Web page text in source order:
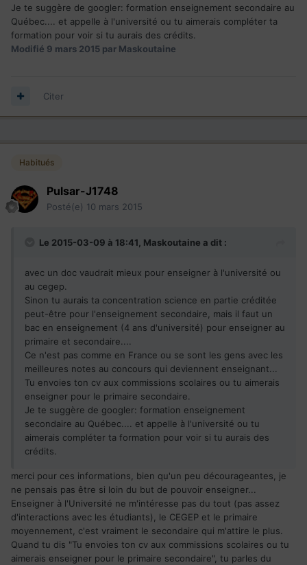
Je te suggère de googler: formation enseignement secondaire au
Québec.... et appelle à l'université ou tu aimerais compléter ta
formation pour voir si tu aurais des crédits.
Modifié 9 mars 2015 par Maskoutaine
Citer
Habitués
Pulsar-J1748
Posté(e) 10 mars 2015
Le 2015-03-09 à 18:41, Maskoutaine a dit :
avec un doc vaudrait mieux pour enseigner à l'université ou
au cegep.
Sinon tu aurais ta concentration science en partie créditée
peut-être pour l'enseignement secondaire, mais il faut un
bac en enseignement (4 ans d'université) pour enseigner au
primaire et secondaire....
Ce n'est pas comme en France ou se sont les gens avec les
meilleures notes au concours qui deviennent enseignant...
Tu envoies ton cv aux commissions scolaires ou tu aimerais
enseigner pour le primaire secondaire.
Je te suggère de googler: formation enseignement
secondaire au Québec.... et appelle à l'université ou tu
aimerais compléter ta formation pour voir si tu aurais des
crédits.
merci pour ces informations, bien qu'un peu décourageantes, je
ne pensais pas être si loin du but de pouvoir enseigner...
Enseigner à l'Université ne m'intéresse pas du tout (pas assez
d'interactions avec les étudiants), le CEGEP et le primaire
moyennement, c'est vraiment le secondaire qui m'attire le plus.
Quand tu dis "Tu envoies ton cv aux commissions scolaires ou tu
aimerais enseigner pour le primaire secondaire", tu parles du